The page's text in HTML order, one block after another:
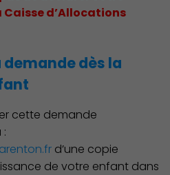
Caisse d’Allocations
demande dès la
cette demande
d’une copie
de votre enfant dans